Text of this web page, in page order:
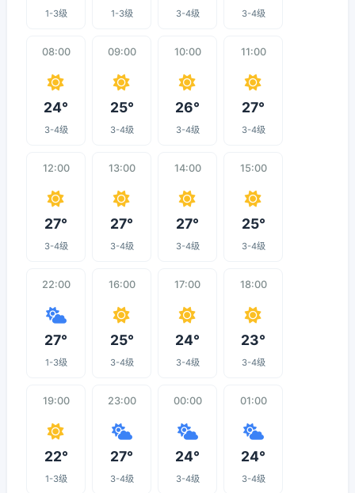
1-3级 1-3级 3-4级 3-4级
08:00
24°
3-4级
09:00
25°
3-4级
10:00
26°
3-4级
11:00
27°
3-4级
12:00
27°
3-4级
13:00
27°
3-4级
14:00
27°
3-4级
15:00
25°
3-4级
22:00
27°
1-3级
16:00
25°
3-4级
17:00
24°
3-4级
18:00
23°
3-4级
19:00
22°
1-3级
23:00
27°
3-4级
00:00
24°
3-4级
01:00
24°
3-4级